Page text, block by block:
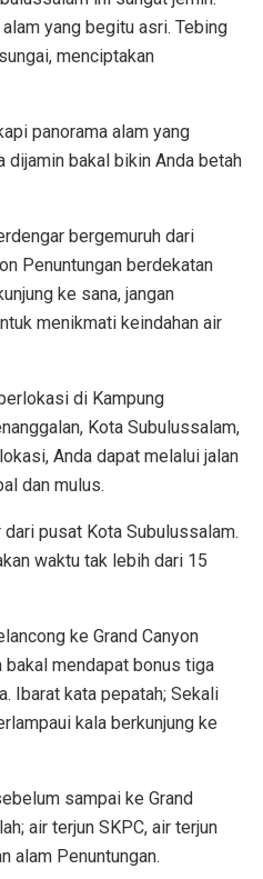
yang begitu asri. Tebing
menciptakan
panorama alam yang
dijamin bakal bikin Anda betah
bergemuruh dari
Penuntungan berdekatan
ke sana, jangan
menikmati keindahan air
di Kampung
Kota Subulussalam,
Anda dapat melalui jalan
dan mulus.
pusat Kota Subulussalam.
waktu tak lebih dari 15
ke Grand Canyon
bakal mendapat bonus tiga
Ibarat kata pepatah; Sekali
kala berkunjung ke
sampai ke Grand
air terjun SKPC, air terjun
alam Penuntungan.